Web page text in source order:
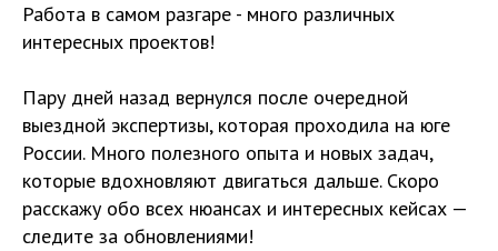
Работа в самом разгаре - много различных
интересных проектов!
Пару дней назад вернулся после очередной
выездной экспертизы, которая проходила на юге
России. Много полезного опыта и новых задач,
которые вдохновляют двигаться дальше. Скоро
расскажу обо всех нюансах и интересных кейсах —
следите за обновлениями!